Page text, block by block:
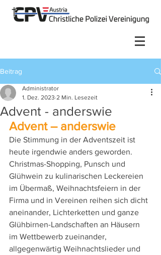
Beitrag
Advent - anderswie
Administrator
1. Dez. 2023 2 Min. Lesezeit
Advent – anderswie
Die Stimmung in der Adventszeit ist
heute irgendwie anders geworden.
Christmas-Shopping, Punsch und
Glühwein zu kulinarischen Leckereien
im Übermaß, Weihnachtsfeiern in der
Firma und in Vereinen reihen sich dicht
aneinander, Lichterketten und ganze
Glühbirnen-Landschaften an Häusern
im Wettbewerb zueinander,
allgegenwärtig Weihnachtslieder und